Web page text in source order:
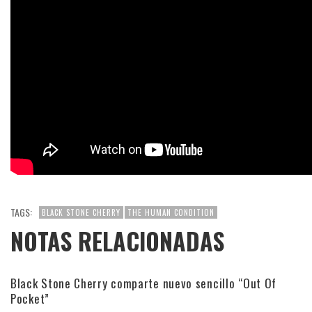
TAGS: BLACK STONE CHERRY THE HUMAN CONDITION
NOTAS RELACIONADAS
Black Stone Cherry comparte nuevo sencillo “Out Of
Pocket”